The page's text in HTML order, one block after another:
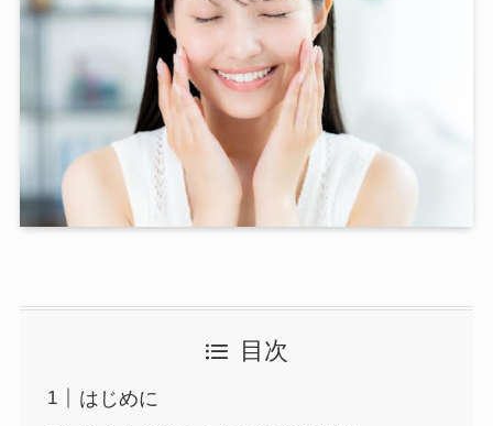
目次
はじめに